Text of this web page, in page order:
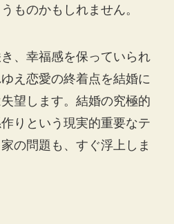
ものかもしれません。
、幸福感を保っていられ
え恋愛の終着点を結婚に
望します。結婚の究極的
りという現実的重要なテ
の問題も、すぐ浮上しま